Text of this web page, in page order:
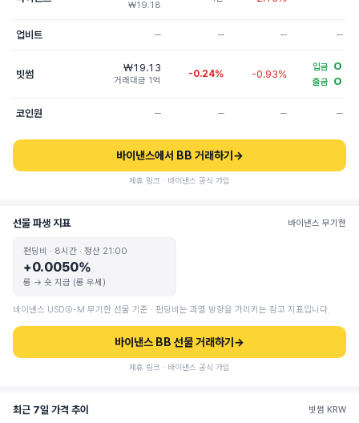
₩19.18
업비트 ─ ─ ─ ─
빗썸
₩19.13
거래대금 1억
-0.24% -0.93%
입금 O
출금 O
코인원 ─ ─ ─ ─
바이낸스에서 BB 거래하기 →
제휴 링크 · 바이낸스 공식 가입
선물 파생 지표 바이낸스 무기한
펀딩비 · 8시간 · 정산 21:00
+0.0050%
롱 → 숏 지급 (롱 우세)
바이낸스 USDⓈ-M 무기한 선물 기준 · 펀딩비는 과열 방향을 가리키는 참고 지표입니다.
바이낸스 BB 선물 거래하기 →
제휴 링크 · 바이낸스 공식 가입
최근 7일 가격 추이 빗썸 KRW